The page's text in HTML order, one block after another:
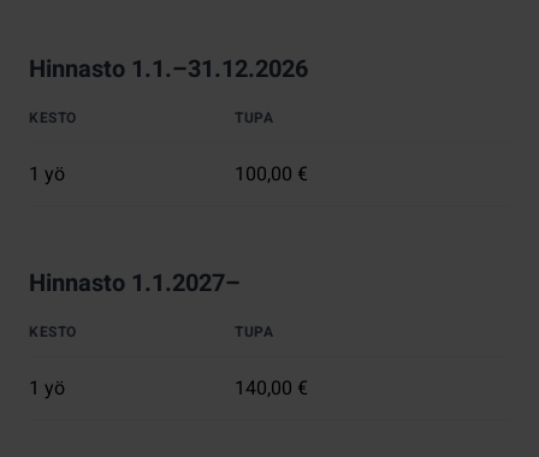
Hinnasto 1.1.–31.12.2026
KESTO TUPA
1 yö 100,00 €
Hinnasto 1.1.2027–
KESTO TUPA
1 yö 140,00 €